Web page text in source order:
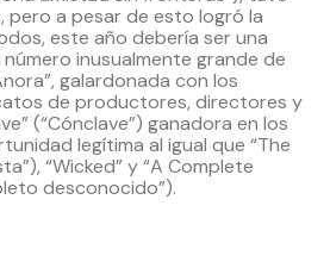
a pesar de esto logró la
este año debería ser una
inusualmente grande de
galardonada con los
de productores, directores y
(“Cónclave”) ganadora en los
legítima al igual que “The
“Wicked” y “A Complete
desconocido”).